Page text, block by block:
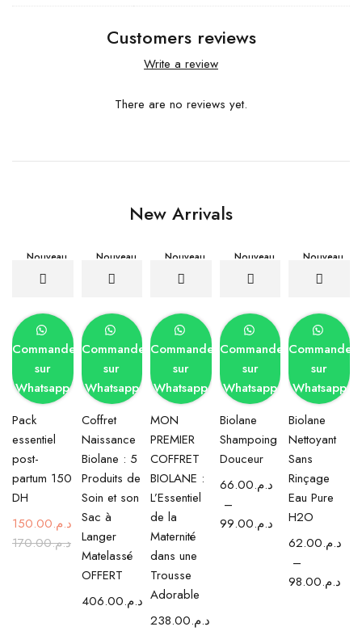
Customers reviews
Write a review
There are no reviews yet.
New Arrivals
Nouveau
-12%
Commander
sur
Whatsapp
Pack
essentiel
post-
partum 150
DH
د.م.170.00
د.م.150.00
Nouveau
Commander
sur
Whatsapp
Coffret
Naissance
Biolane : 5
Produits de
Soin et son
Sac à
Langer
Matelassé
OFFERT
د.م.406.00
Nouveau
Commander
sur
Whatsapp
MON
PREMIER
COFFRET
BIOLANE :
L’Essentiel
de la
Maternité
dans une
Trousse
Adorable
د.م.238.00
Nouveau
Commander
sur
Whatsapp
Biolane
Shampoing
Douceur
د.م.66.00
–
د.م.99.00
Nouveau
Commander
sur
Whatsapp
Biolane
Nettoyant
Sans
Rinçage
Eau Pure
H2O
د.م.62.00
–
د.م.98.00